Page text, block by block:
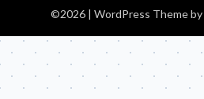
©2026 | WordPress Theme by